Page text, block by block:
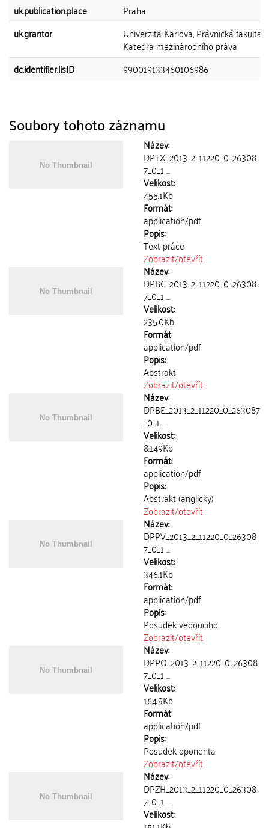
uk.publication.place
Praha
uk.grantor
Univerzita Karlova, Právnická fakulta,
Katedra mezinárodního práva
dc.identifier.lisID
990019133460106986
Soubory tohoto záznamu
Název:
DPTX_2013_2_11220_0_26308
7_0_1 ...
Velikost:
455.1Kb
Formát:
application/pdf
Popis:
Text práce
Zobrazit/otevřít
Název:
DPBC_2013_2_11220_0_26308
7_0_1 ...
Velikost:
235.0Kb
Formát:
application/pdf
Popis:
Abstrakt
Zobrazit/otevřít
Název:
DPBE_2013_2_11220_0_263087
_0_1 ...
Velikost:
8.149Kb
Formát:
application/pdf
Popis:
Abstrakt (anglicky)
Zobrazit/otevřít
Název:
DPPV_2013_2_11220_0_26308
7_0_1 ...
Velikost:
346.1Kb
Formát:
application/pdf
Popis:
Posudek vedoucího
Zobrazit/otevřít
Název:
DPPO_2013_2_11220_0_26308
7_0_1 ...
Velikost:
164.9Kb
Formát:
application/pdf
Popis:
Posudek oponenta
Zobrazit/otevřít
Název:
DPZH_2013_2_11220_0_26308
7_0_1 ...
Velikost: